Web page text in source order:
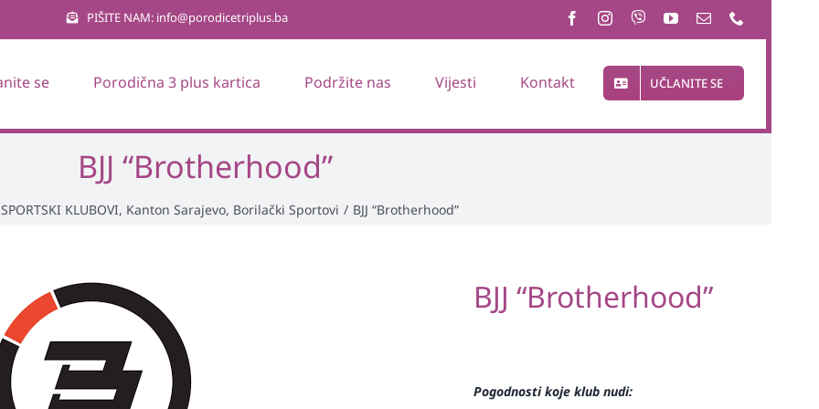
PIŠITE NAM: info@porodicetriplus.ba
se Porodična 3 plus kartica Podržite nas Vijesti Kontakt UČLANITE SE
BJJ “Brotherhood”
SPORTSKI KLUBOVI, Kanton Sarajevo, Borilački Sportovi / BJJ “Brotherhood”
BJJ “Brotherhood”
Pogodnosti koje klub nudi: